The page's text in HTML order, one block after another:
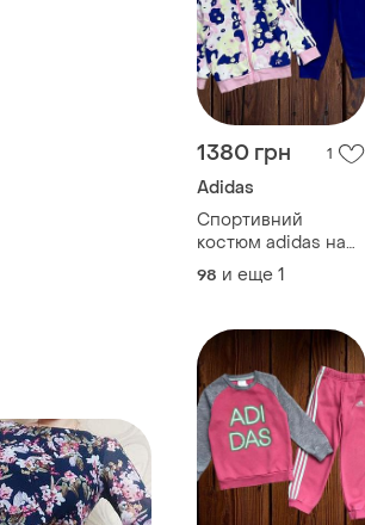
1380 грн 1
Adidas
Спортивний
костюм adidas на
2-3 роки
98 и еще 1